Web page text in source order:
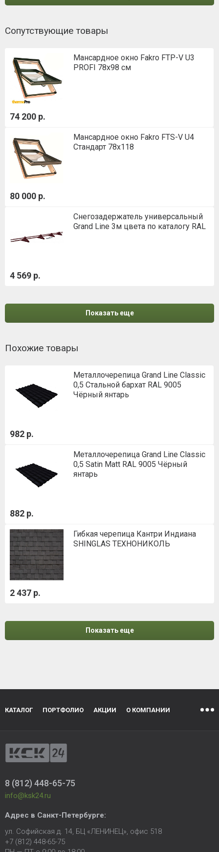
Сопутствующие товары
Мансардное окно Fakro FTP-V U3
PROFI 78x98 см
74 200 р.
Мансардное окно Fakro FTS-V U4
Стандарт 78х118
80 000 р.
Снегозадержатель универсальный
Grand Line 3м цвета по каталогу RAL
4 569 р.
Показать еще
Похожие товары
Металлочерепица Grand Line Classic
0,5 Стальной бархат RAL 9005
Чёрный янтарь
982 р.
Металлочерепица Grand Line Classic
0,5 Satin Matt RAL 9005 Чёрный
янтарь
882 р.
Гибкая черепица Кантри Индиана
SHINGLAS ТЕХНОНИКОЛЬ
2 437 р.
Показать еще
КАТАЛОГ ПОРТФОЛИО АКЦИИ О КОМПАНИИ
8 (812) 448-65-75
info@ksk24.ru
Адрес в Санкт-Петербурге:
ул. Софийская д. 14, БЦ «ЛЕНИНЕЦ», офис 518
+7 (812) 448-65-75